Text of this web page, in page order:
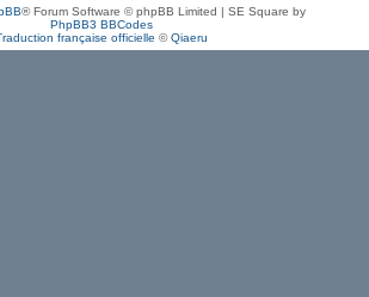
® Forum Software © phpBB Limited | SE Square by
PhpBB3 BBCodes
française officielle ©Qiaeru